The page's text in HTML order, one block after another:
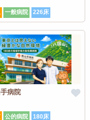
一般病院 226床
病院
公的病院 180床